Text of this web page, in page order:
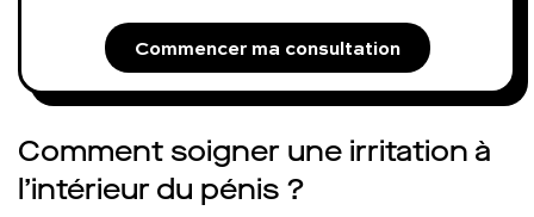
Commencer ma consultation
Comment soigner une irritation à
l’intérieur du pénis ?